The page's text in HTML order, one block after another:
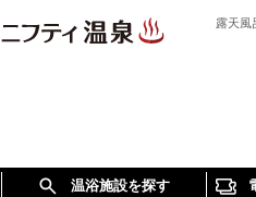
露天風
温浴施設を探す